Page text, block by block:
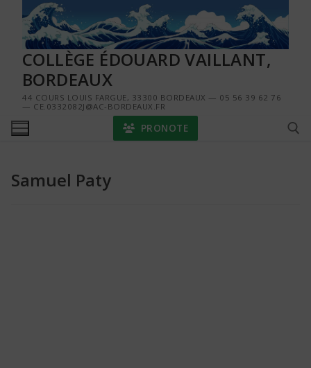
contenu
COLLÈGE ÉDOUARD VAILLANT,
BORDEAUX
44 COURS LOUIS FARGUE, 33300 BORDEAUX — 05 56 39 62 76
— CE.0332082J@AC-BORDEAUX.FR
PRONOTE
Samuel Paty